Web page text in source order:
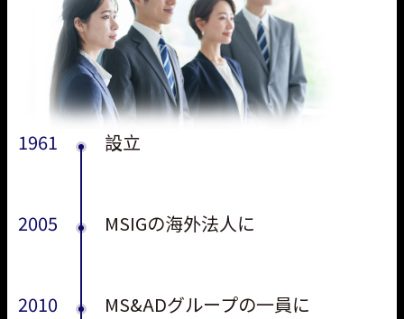
1961 設立
2005 MSIGの海外法人に
2010 MS&ADグループの一員に